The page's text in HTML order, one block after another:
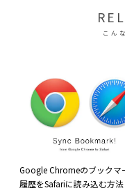
こん
Google Chromeのブックマ
履歴をSafariに読み込む方法